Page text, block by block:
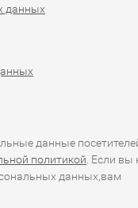
данных
данные
политикой . Если вы
данных,вам